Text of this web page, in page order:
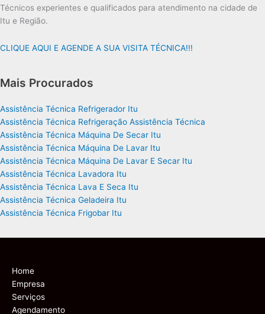
Técnicos experientes e qualificados para atendimento na cidade de
Itu e Região.
CLIQUE AQUI E AGENDE A SUA VISITA TÉCNICA!!!
Mais Procurados
Assistência Técnica Refrigerador Itu
Assistência Técnica Refrigeração Assistência Técnica
Assistência Técnica Máquina De Secar Itu
Assistência Técnica Máquina De Lavar Itu
Assistência Técnica Máquina De Lavar E Secar Itu
Assistência Técnica Lavadora Itu
Assistência Técnica Lava E Seca Itu
Assistência Técnica Geladeira Itu
Assistência Técnica Frigobar Itu
Home
Empresa
Serviços
Agendamento